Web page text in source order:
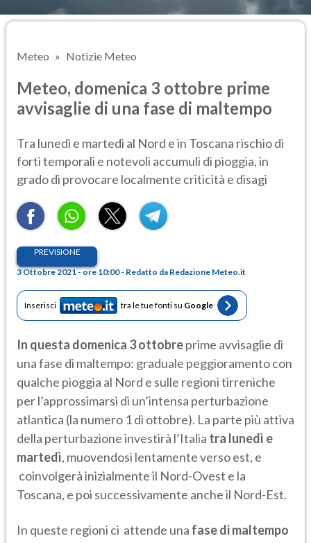
Meteo Notizie Meteo
Meteo, domenica 3 ottobre prime
avvisaglie di una fase di maltempo
Tra lunedì e martedì al Nord e in Toscana rischio di
forti temporali e notevoli accumuli di pioggia, in
grado di provocare localmente criticità e disagi
PREVISIONE
3 Ottobre 2021 - ore 10:00 - Redatto da Redazione Meteo.it
Inserisci tra le tue fonti su Google
In questa domenica 3 ottobreprime avvisaglie di
una fase di maltempo: graduale peggioramento con
qualche pioggia al Nord e sulle regioni tirreniche
per l’approssimarsi di un’intensa perturbazione
atlantica (la numero 1 di ottobre). La parte più attiva
della perturbazione investirà l’Italia tra lunedì e
martedì, muovendosi lentamente verso est, e
coinvolgerà inizialmente il Nord-Ovest e la
Toscana, e poi successivamente anche il Nord-Est.
In queste regioni ci attende una fase di maltempo